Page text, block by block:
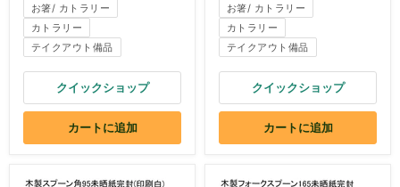
お箸/ カトラリー
カトラリー
テイクアウト備品
クイックショップ
カートに追加
お箸/ カトラリー
カトラリー
テイクアウト備品
クイックショップ
カートに追加